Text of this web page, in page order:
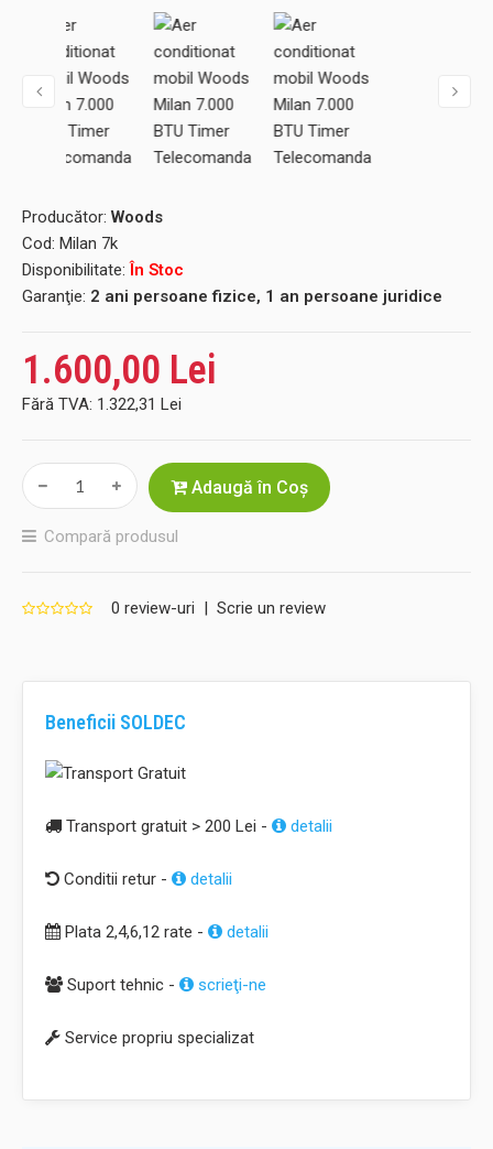
Producător: Woods
Cod: Milan 7k
Disponibilitate: În Stoc
Garanţie: 2 ani persoane fizice, 1 an persoane juridice
1.600,00 Lei
Fără TVA: 1.322,31 Lei
Adaugă în Coş
Compară produsul
0 review-uri | Scrie un review
Beneficii SOLDEC
Transport gratuit > 200 Lei - detalii
Conditii retur - detalii
Plata 2,4,6,12 rate - detalii
Suport tehnic - scrieţi-ne
Service propriu specializat